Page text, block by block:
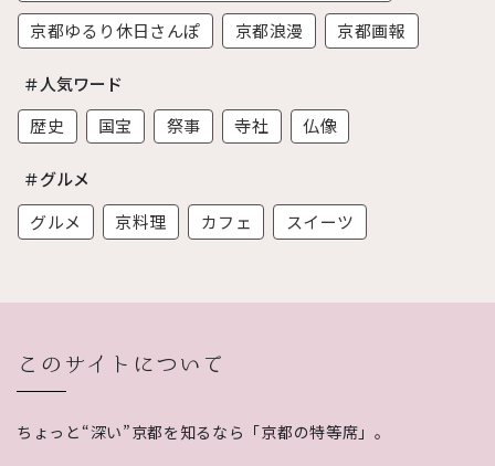
京都ゆるり休日さんぽ
京都浪漫 京都画報
＃人気ワード
歴史
国宝 祭事 寺社 仏像
＃グルメ
グルメ
京料理 カフェ スイーツ
このサイトについて
ちょっと“深い”京都を知るなら「京都の特等席」。